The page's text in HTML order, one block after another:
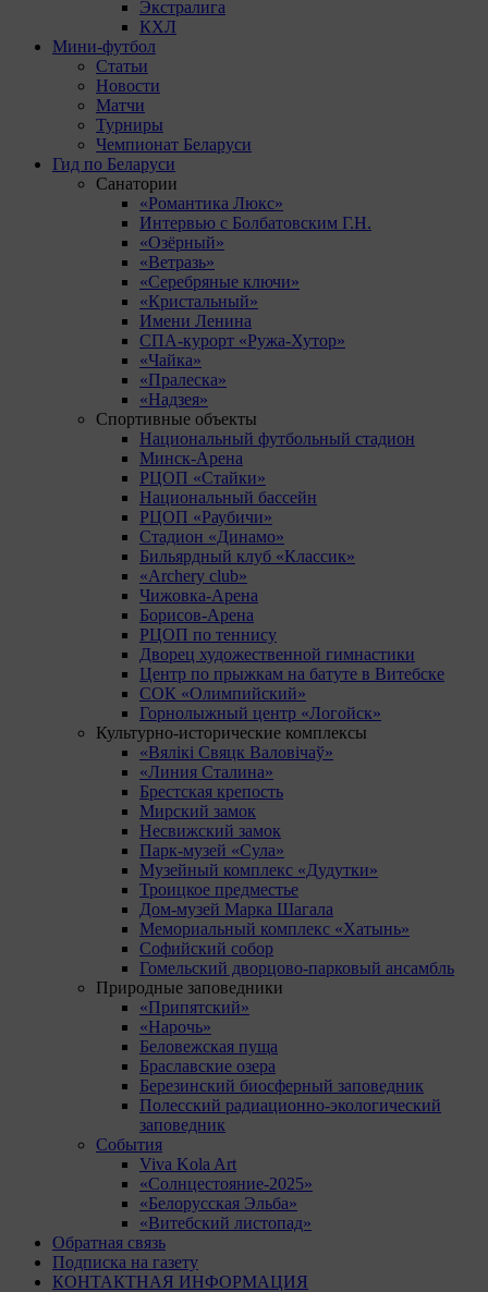
Экстралига
КХЛ
Мини-футбол
Статьи
Новости
Матчи
Турниры
Чемпионат Беларуси
Гид по Беларуси
Санатории
«Романтика Люкс»
Интервью с Болбатовским Г.Н.
«Озёрный»
«Ветразь»
«Серебряные ключи»
«Кристальный»
Имени Ленина
СПА-курорт «Ружа-Хутор»
«Чайка»
«Пралеска»
«Надзея»
Спортивные объекты
Национальный футбольный стадион
Минск-Арена
РЦОП «Стайки»
Национальный бассейн
РЦОП «Раубичи»
Стадион «Динамо»
Бильярдный клуб «Классик»
«Archery club»
Чижовка-Арена
Борисов-Арена
РЦОП по теннису
Дворец художественной гимнастики
Центр по прыжкам на батуте в Витебске
СОК «Олимпийский»
Горнолыжный центр «Логойск»
Культурно-исторические комплексы
«Вялікі Свяцк Валовічаў»
«Линия Сталина»
Брестская крепость
Мирский замок
Несвижский замок
Парк-музей «Сула»
Музейный комплекс «Дудутки»
Троицкое предместье
Дом-музей Марка Шагала
Мемориальный комплекс «Хатынь»
Софийский собор
Гомельский дворцово-парковый ансамбль
Природные заповедники
«Припятский»
«Нарочь»
Беловежская пуща
Браславские озера
Березинский биосферный заповедник
Полесский радиационно-экологический
заповедник
События
Viva Kola Art
«Солнцестояние-2025»
«Белорусская Эльба»
«Витебский листопад»
Обратная связь
Подписка на газету
КОНТАКТНАЯ ИНФОРМАЦИЯ